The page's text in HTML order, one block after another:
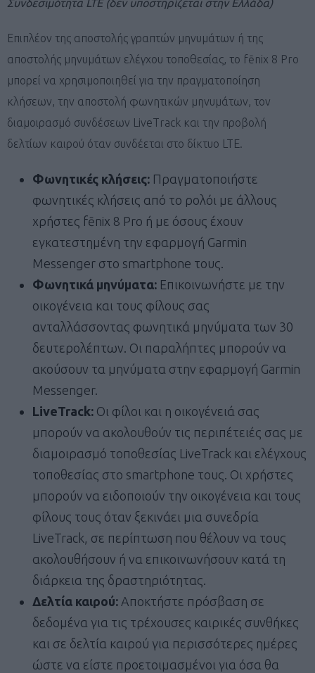
Συνδεσιμότητα LTE (δεν υποστηρίζεται στην Ελλάδα)
Επιπλέον της αποστολής γραπτών μηνυμάτων ή της
αποστολής μηνυμάτων ελέγχου τοποθεσίας, το fēnix 8 Pro
μπορεί να χρησιμοποιηθεί για την πραγματοποίηση
κλήσεων, την αποστολή φωνητικών μηνυμάτων, τον
διαμοιρασμό συνδέσεων LiveTrack και την προβολή
δελτίων καιρού όταν συνδέεται στο δίκτυο LTE.
Φωνητικές κλήσεις: Πραγματοποιήστε
φωνητικές κλήσεις από το ρολόι με άλλους
χρήστες fēnix 8 Pro ή με όσους έχουν
εγκατεστημένη την εφαρμογή Garmin
Messenger στο smartphone τους.
Φωνητικά μηνύματα: Επικοινωνήστε με την
οικογένεια και τους φίλους σας
ανταλλάσσοντας φωνητικά μηνύματα των 30
δευτερολέπτων. Οι παραλήπτες μπορούν να
ακούσουν τα μηνύματα στην εφαρμογή Garmin
Messenger.
LiveTrack: Οι φίλοι και η οικογένειά σας
μπορούν να ακολουθούν τις περιπέτειές σας με
διαμοιρασμό τοποθεσίας LiveTrack και ελέγχους
τοποθεσίας στο smartphone τους. Οι χρήστες
μπορούν να ειδοποιούν την οικογένεια και τους
φίλους τους όταν ξεκινάει μια συνεδρία
LiveTrack, σε περίπτωση που θέλουν να τους
ακολουθήσουν ή να επικοινωνήσουν κατά τη
διάρκεια της δραστηριότητας.
Δελτία καιρού: Αποκτήστε πρόσβαση σε
δεδομένα για τις τρέχουσες καιρικές συνθήκες
και σε δελτία καιρού για περισσότερες ημέρες
ώστε να είστε προετοιμασμένοι για όσα θα